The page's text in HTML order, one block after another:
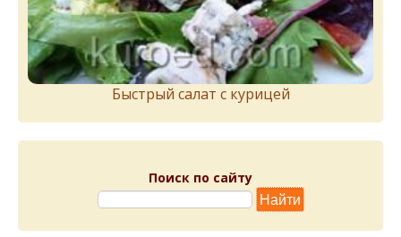
Быстрый салат с курицей
Поиск по сайту